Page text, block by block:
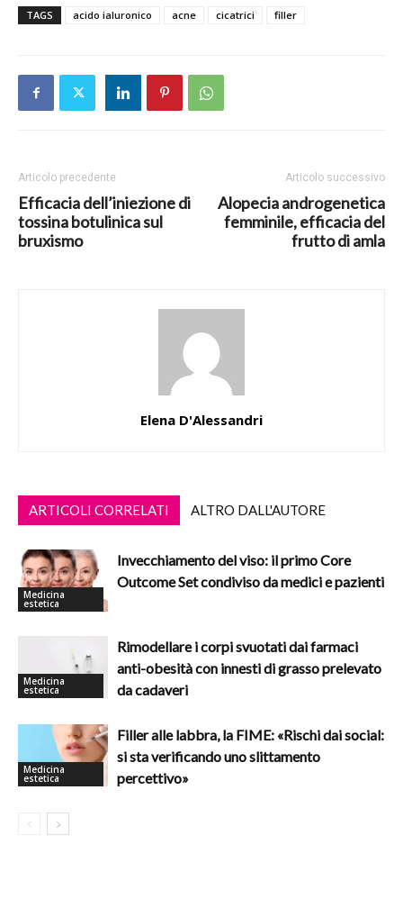
TAGS acido ialuronico acne cicatrici filler
Articolo precedente
Efficacia dell’iniezione di
tossina botulinica sul
bruxismo
Articolo successivo
Alopecia androgenetica
femminile, efficacia del
frutto di amla
Elena D'Alessandri
ARTICOLI CORRELATI ALTRO DALL'AUTORE
Medicina
estetica
Invecchiamento del viso: il primo Core
Outcome Set condiviso da medici e pazienti
Medicina
estetica
Rimodellare i corpi svuotati dai farmaci
anti-obesità con innesti di grasso prelevato
da cadaveri
Medicina
estetica
Filler alle labbra, la FIME: «Rischi dai social:
si sta verificando uno slittamento
percettivo»